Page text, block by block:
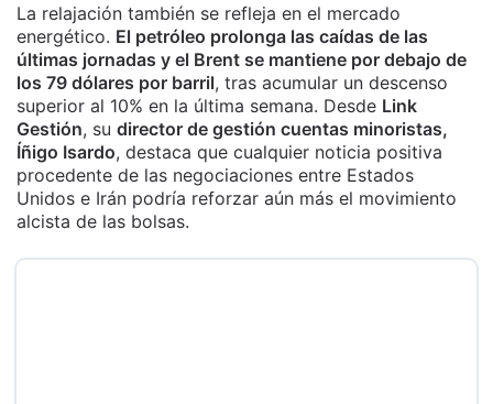
La relajación también se refleja en el mercado
energético. El petróleo prolonga las caídas de las
últimas jornadas y el Brent se mantiene por debajo de
los 79 dólares por barril, tras acumular un descenso
superior al 10% en la última semana. Desde Link
Gestión, su director de gestión cuentas minoristas,
Íñigo Isardo, destaca que cualquier noticia positiva
procedente de las negociaciones entre Estados
Unidos e Irán podría reforzar aún más el movimiento
alcista de las bolsas.